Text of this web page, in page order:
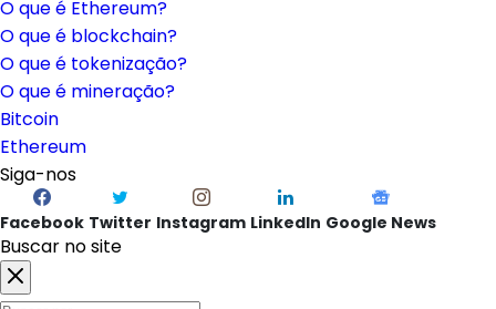
O que é Bitcoin?
O que é Ethereum?
O que é blockchain?
O que é tokenização?
O que é mineração?
Bitcoin
Ethereum
Siga-nos
Facebook
Buscar no site